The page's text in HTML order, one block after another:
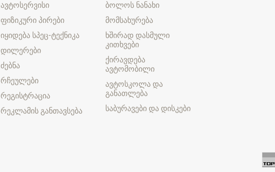
ავტოსერვისი
ფიზიკური პირები
იყიდება სპეც-ტექნიკა
დილერები
ძებნა
რჩეულები
რეგისტრაცია
რეკლამის განთავსება
ბოლოს ნანახი
მომსახურება
ხშირად დასმული
კითხვები
ქირავდება
ავტომობილი
ავტოსკოლა და
განათლება
საბურავები და დისკები